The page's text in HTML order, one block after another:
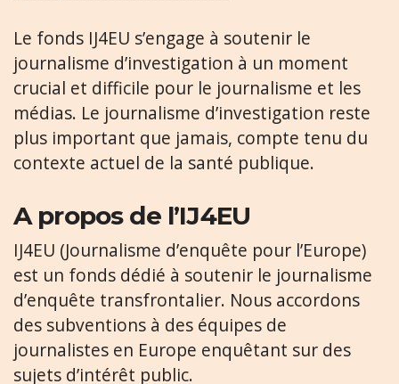
Le fonds IJ4EU s’engage à soutenir le
journalisme d’investigation à un moment
crucial et difficile pour le journalisme et les
médias. Le journalisme d’investigation reste
plus important que jamais, compte tenu du
contexte actuel de la santé publique.
A propos de l’IJ4EU
IJ4EU (Journalisme d’enquête pour l’Europe)
est un fonds dédié à soutenir le journalisme
d’enquête transfrontalier. Nous accordons
des subventions à des équipes de
journalistes en Europe enquêtant sur des
sujets d’intérêt public.